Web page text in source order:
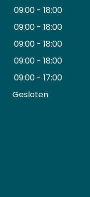
09:00 - 18:00
09:00 - 18:00
09:00 - 18:00
09:00 - 18:00
09:00 - 17:00
Gesloten ​ ​ ​ ​ ​ ​ ​